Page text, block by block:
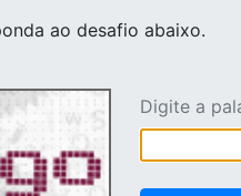
ao desafio abaixo.
Digite a